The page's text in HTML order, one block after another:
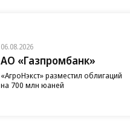
06.08.2026
АО «Газпромбанк»
«АгроНэкст» разместил облигаций
на 700 млн юаней